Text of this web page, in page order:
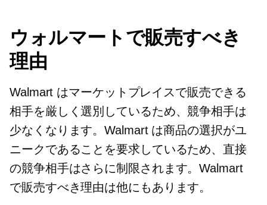
ウォルマートで販売すべき
理由
Walmart はマーケットプレイスで販売できる
相手を厳しく選別しているため、競争相手は
少なくなります。Walmart は商品の選択がユ
ニークであることを要求しているため、直接
の競争相手はさらに制限されます。Walmart
で販売すべき理由は他にもあります。